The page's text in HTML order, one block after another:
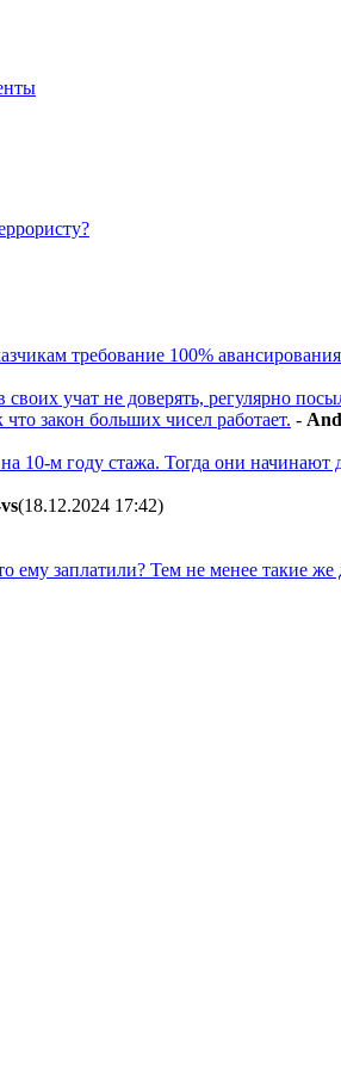
требование 100%
учат не доверять, регулярно
закон больших чисел работает. -
10-м году стажа. Тогда они начинают
(18.12.2024 17:42)
заплатили? Тем не менее такие же